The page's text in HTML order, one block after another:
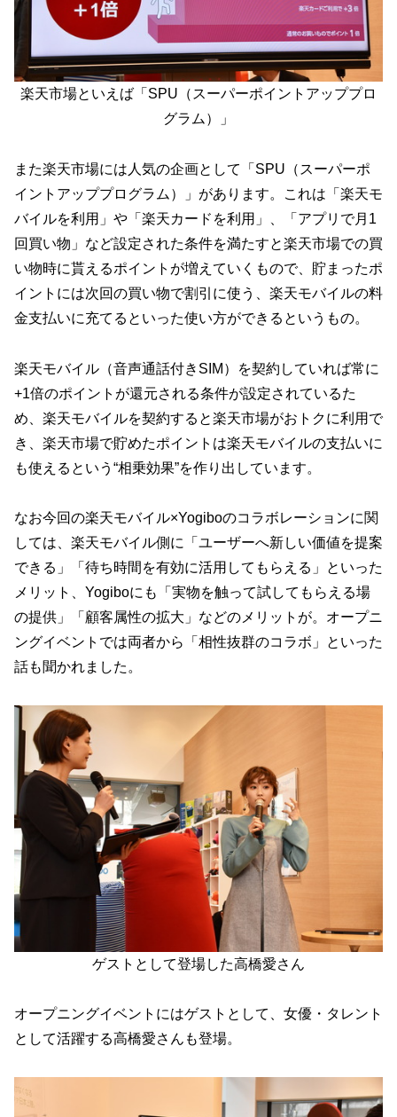
楽天市場といえば「SPU（スーパーポイントアッププロ
グラム）」
また楽天市場には人気の企画として「SPU（スーパーポ
イントアッププログラム）」があります。これは「楽天モ
バイルを利用」や「楽天カードを利用」、「アプリで月1
回買い物」など設定された条件を満たすと楽天市場での買
い物時に貰えるポイントが増えていくもので、貯まったポ
イントには次回の買い物で割引に使う、楽天モバイルの料
金支払いに充てるといった使い方ができるというもの。
楽天モバイル（音声通話付きSIM）を契約していれば常に
+1倍のポイントが還元される条件が設定されているた
め、楽天モバイルを契約すると楽天市場がおトクに利用で
き、楽天市場で貯めたポイントは楽天モバイルの支払いに
も使えるという“相乗効果”を作り出しています。
なお今回の楽天モバイル×Yogiboのコラボレーションに関
しては、楽天モバイル側に「ユーザーへ新しい価値を提案
できる」「待ち時間を有効に活用してもらえる」といった
メリット、Yogiboにも「実物を触って試してもらえる場
の提供」「顧客属性の拡大」などのメリットが。オープニ
ングイベントでは両者から「相性抜群のコラボ」といった
話も聞かれました。
ゲストとして登場した高橋愛さん
オープニングイベントにはゲストとして、女優・タレント
として活躍する高橋愛さんも登場。